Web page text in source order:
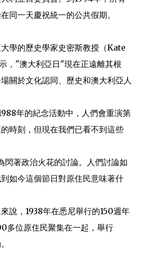
同一天慶祝統一的公共假期。
學的歷史學家史密斯教授（Kate
"澳大利亞日"現在正遠離其根
關於文化認同、歷史和澳大利亞人
年的紀念活動中，人們會重演第
時刻，但現在我們已看不到這些
閃著政治火花的討論。人們討論如
如今這個節日對原住民意味著什
說，1938年在悉尼舉行的150週年
多位原住民聚集在一起，舉行